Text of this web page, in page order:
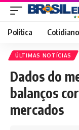
Política Cotidiano
ÚLTIMAS NOTÍCIAS
Dados do
balanços
mercados